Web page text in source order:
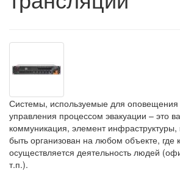
Системы, используемые для оповещения
управления процессом эвакуации – это
коммуникация, элемент
быть организован на любом объекте, где
осуществляется деятельность людей
т.п.).